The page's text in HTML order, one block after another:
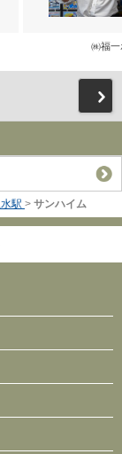
㈱福一
駅 > サンハイム